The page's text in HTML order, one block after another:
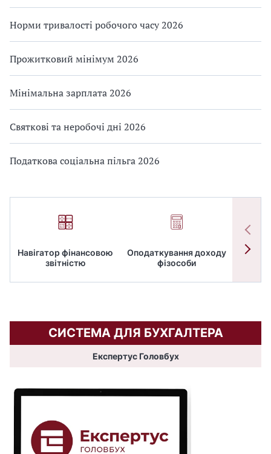
Норми тривалості робочого часу 2026
Прожитковий мінімум 2026
Мінімальна зарплата 2026
Святкові та неробочі дні 2026
Податкова соціальна пільга 2026
Навігатор фінансовою
звітністю
Оподаткування доходу
фізособи
СИСТЕМА ДЛЯ БУХГАЛТЕРА
Експертус Головбух